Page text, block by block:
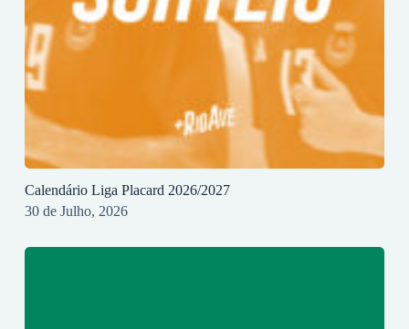
Calendário Liga Placard 2026/2027
30 de Julho, 2026